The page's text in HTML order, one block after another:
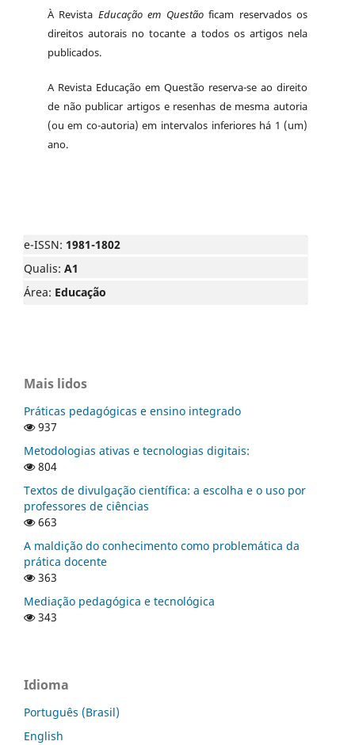
À Revista Educação em Questãoficam reservados os
direitos autorais no tocante a todos os artigos nela
publicados.
A Revista Educação em Questão reserva-se ao direito
de não publicar artigos e resenhas de mesma autoria
(ou em co-autoria) em intervalos inferiores há 1 (um)
ano.
e-ISSN: 1981-1802
Qualis: A1
Área: Educação
Mais lidos
Práticas pedagógicas e ensino integrado
937
Metodologias ativas e tecnologias digitais:
804
Textos de divulgação científica: a escolha e o uso por
professores de ciências
663
A maldição do conhecimento como problemática da
prática docente
363
Mediação pedagógica e tecnológica
343
Idioma
Português (Brasil)
English